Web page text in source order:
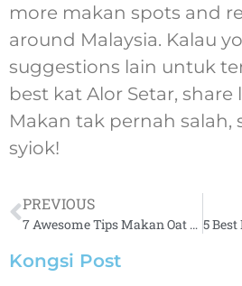
more makan spots and
around Malaysia. Kalau
suggestions lain untuk
best kat Alor Setar, share
Makan tak pernah salah,
syiok!
PREVIOUS
7 Awesome Tips Makan Oat Untuk Diet Yang Senang Giler!
Kongsi Post